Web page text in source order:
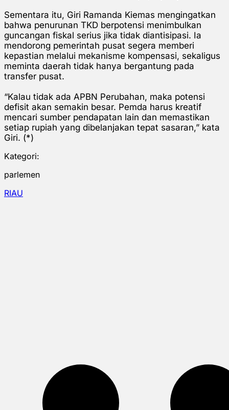
Sementara itu, Giri Ramanda Kiemas mengingatkan
bahwa penurunan TKD berpotensi menimbulkan
guncangan fiskal serius jika tidak diantisipasi. Ia
mendorong pemerintah pusat segera memberi
kepastian melalui mekanisme kompensasi, sekaligus
meminta daerah tidak hanya bergantung pada
transfer pusat.
“Kalau tidak ada APBN Perubahan, maka potensi
defisit akan semakin besar. Pemda harus kreatif
mencari sumber pendapatan lain dan memastikan
setiap rupiah yang dibelanjakan tepat sasaran,” kata
Giri. (*)
Kategori:
parlemen
RIAU